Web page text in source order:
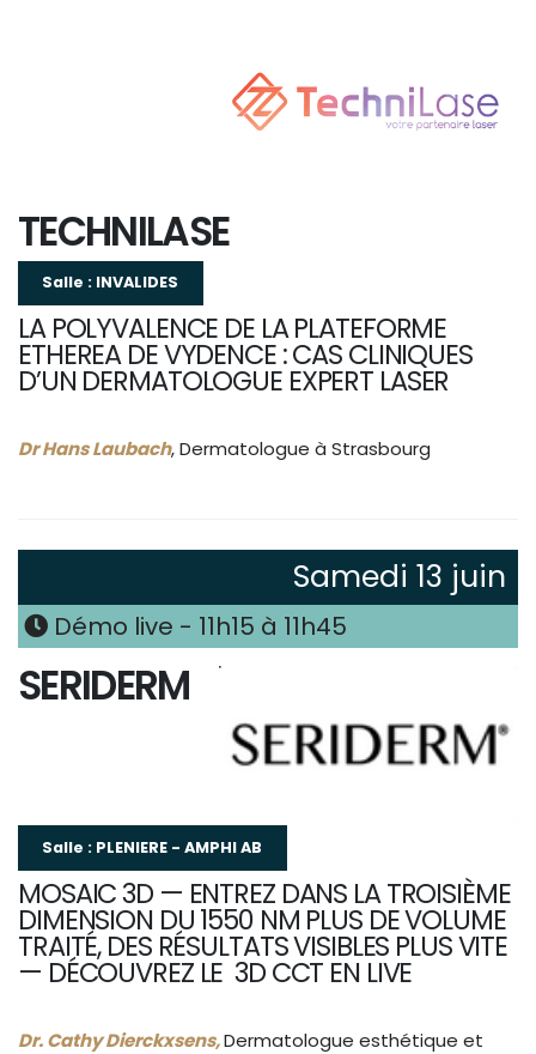
TECHNILASE
Salle : INVALIDES
LA POLYVALENCE DE LA PLATEFORME
ETHEREA DE VYDENCE : CAS CLINIQUES
D’UN DERMATOLOGUE EXPERT LASER
Dr Hans Laubach, Dermatologue à Strasbourg
Samedi 13 juin
Démo live - 11h15 à 11h45
SERIDERM
Salle : PLENIERE - AMPHI AB
MOSAIC 3D — ENTREZ DANS LA TROISIÈME
DIMENSION DU 1550 NM PLUS DE VOLUME
TRAITÉ, DES RÉSULTATS VISIBLES PLUS VITE
— DÉCOUVREZ LE 3D CCT EN LIVE
Dr. Cathy Dierckxsens,Dermatologue esthétique et